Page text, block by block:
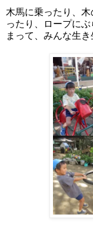
木馬に乗ったり、
ったり、ロープに
まって、みんな生き